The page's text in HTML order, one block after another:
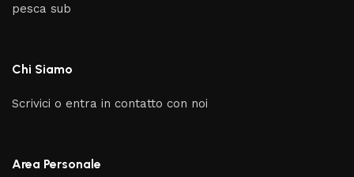
pesca sub
Chi Siamo
Scrivici o entra in contatto con noi
Area Personale